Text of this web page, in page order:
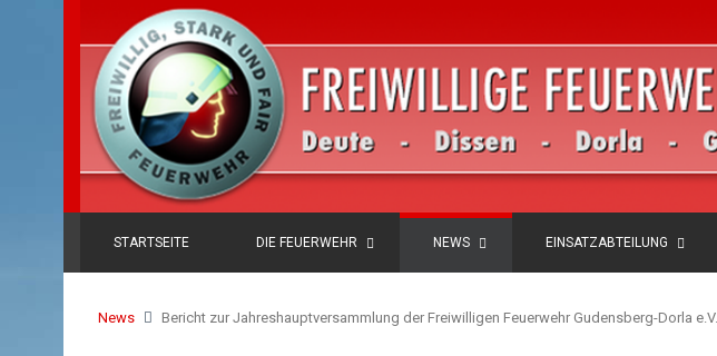
STARTSEITE DIE FEUERWEHR NEWS EINSATZABTEILUNG
News Bericht zur Jahreshauptversammlung der Freiwilligen Feuerwehr Gudensberg-Dorla e.V.